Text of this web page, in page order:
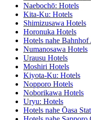
Naebochō: Hotels
Kita-Ku: Hotels
Shimizusawa Hotels
Horonuka Hotels
Hotels nahe
Numanosawa Hotels
Urausu Hotels
Moshiri Hotels
Kiyota-Ku: Hotels
Nopporo Hotels
Noborikawa Hotels
Uryu: Hotels
Hotels nahe Ōasa